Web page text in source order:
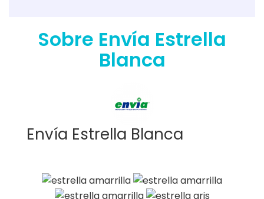
Sobre Envía Estrella
Blanca
Envía Estrella Blanca